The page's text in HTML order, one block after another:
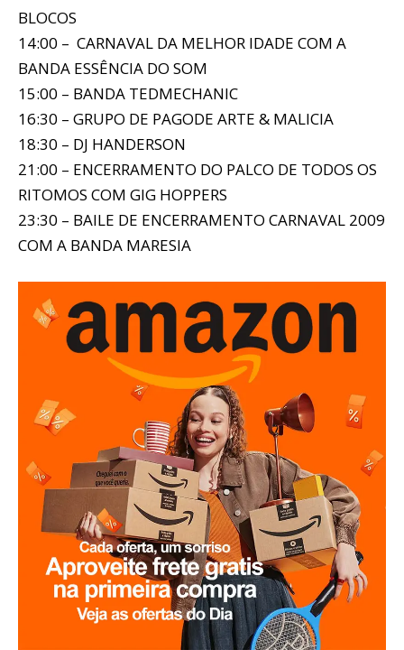
BLOCOS
14:00 – CARNAVAL DA MELHOR IDADE COM A
BANDA ESSÊNCIA DO SOM
15:00 – BANDA TEDMECHANIC
16:30 – GRUPO DE PAGODE ARTE & MALICIA
18:30 – DJ HANDERSON
21:00 – ENCERRAMENTO DO PALCO DE TODOS OS
RITOMOS COM GIG HOPPERS
23:30 – BAILE DE ENCERRAMENTO CARNAVAL 2009
COM A BANDA MARESIA